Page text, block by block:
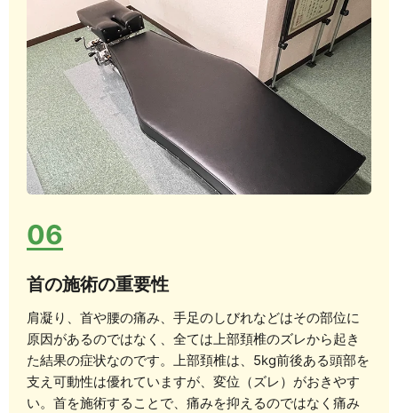
06
首の施術の重要性
肩凝り、首や腰の痛み、手足のしびれなどはその部位に
原因があるのではなく、全ては上部頚椎のズレから起き
た結果の症状なのです。上部頚椎は、5kg前後ある頭部を
支え可動性は優れていますが、変位（ズレ）がおきやす
い。首を施術することで、痛みを抑えるのではなく痛み